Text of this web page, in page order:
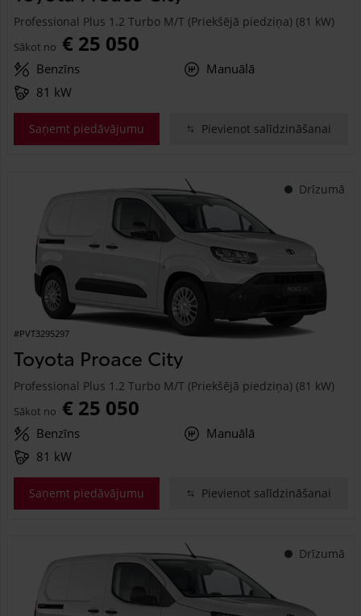
Professional Plus 1.2 Turbo M/T (Priekšējā piedziņa) (81 kW)
Sākot no € 25 050
Benzīns
Manuālā
81 kW
Saņemt piedāvājumu Pievienot salīdzināšanai
Drīzumā
#PVT3295297
Toyota Proace City
Professional Plus 1.2 Turbo M/T (Priekšējā piedziņa) (81 kW)
Sākot no € 25 050
Benzīns
Manuālā
81 kW
Saņemt piedāvājumu Pievienot salīdzināšanai
Drīzumā